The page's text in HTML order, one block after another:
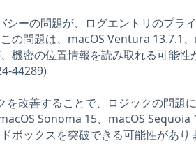
シーの問題が、ログエントリのプラ
の問題は、macOS Ventura 13.7.1
機密の位置情報を読み取れる可能性
44289)
を改善することで、ロジックの問題
Sonoma 15、macOS
ボックスを突破できる可能性があり